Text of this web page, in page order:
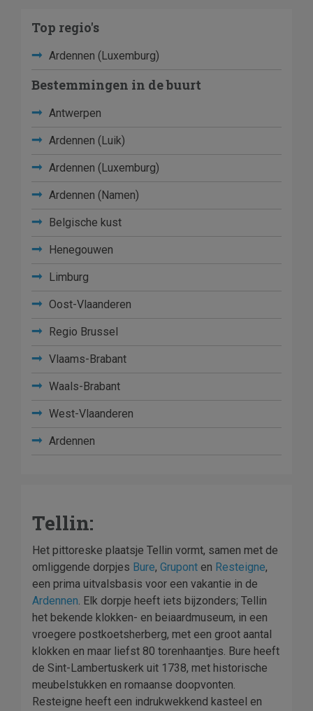
Top regio's
Ardennen (Luxemburg)
Bestemmingen in de buurt
Antwerpen
Ardennen (Luik)
Ardennen (Luxemburg)
Ardennen (Namen)
Belgische kust
Henegouwen
Limburg
Oost-Vlaanderen
Regio Brussel
Vlaams-Brabant
Waals-Brabant
West-Vlaanderen
Ardennen
Tellin:
Het pittoreske plaatsje Tellin vormt, samen met de
omliggende dorpjes Bure, Grupont en Resteigne,
een prima uitvalsbasis voor een vakantie in de
Ardennen. Elk dorpje heeft iets bijzonders; Tellin
het bekende klokken- en beiaardmuseum, in een
vroegere postkoetsherberg, met een groot aantal
klokken en maar liefst 80 torenhaantjes. Bure heeft
de Sint-Lambertuskerk uit 1738, met historische
meubelstukken en romaanse doopvonten.
Resteigne heeft een indrukwekkend kasteel en